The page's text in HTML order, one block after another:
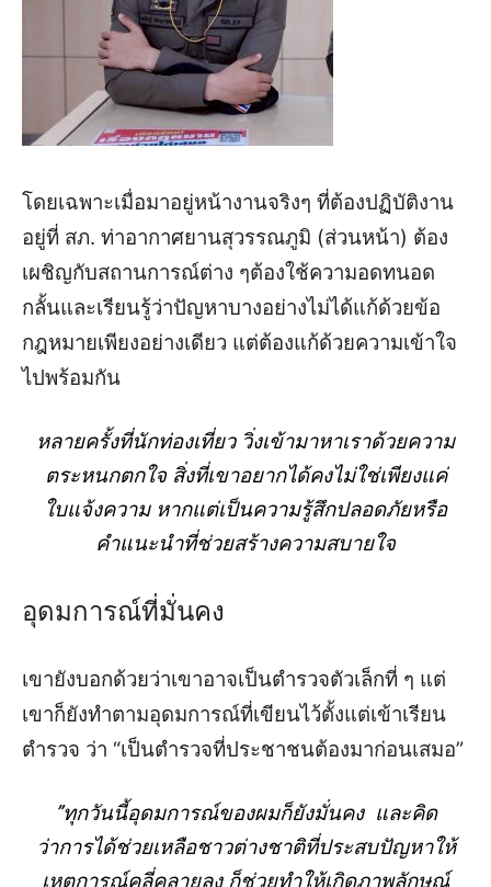
โดยเฉพาะเมื่อมาอยู่หน้างานจริงๆ ที่ต้องปฏิบัติงาน
อยู่ที่ สภ. ท่าอากาศยานสุวรรณภูมิ (ส่วนหน้า) ต้อง
เผชิญกับสถานการณ์ต่าง ๆต้องใช้ความอดทนอด
กลั้นและเรียนรู้ว่าปัญหาบางอย่างไม่ได้แก้ด้วยข้อ
กฎหมายเพียงอย่างเดียว แต่ต้องแก้ด้วยความเข้าใจ
ไปพร้อมกัน
หลายครั้งที่นักท่องเที่ยว วิ่งเข้ามาหาเราด้วยความ
ตระหนกตกใจ สิ่งที่เขาอยากได้คงไม่ใช่เพียงแค่
ใบแจ้งความ หากแต่เป็นความรู้สึกปลอดภัยหรือ
คำแนะนำที่ช่วยสร้างความสบายใจ
อุดมการณ์ที่มั่นคง
เขายังบอกด้วยว่าเขาอาจเป็นตำรวจตัวเล็กที่ ๆ แต่
เขาก็ยังทำตามอุดมการณ์ที่เขียนไว้ตั้งแต่เข้าเรียน
ตำรวจ ว่า “เป็นตำรวจที่ประชาชนต้องมาก่อนเสมอ”
”ทุกวันนี้อุดมการณ์ของผมก็ยังมั่นคง และคิด
ว่าการได้ช่วยเหลือชาวต่างชาติที่ประสบปัญหาให้
เหตุการณ์คลี่คลายลง ก็ช่วยทำให้เกิดภาพลักษณ์